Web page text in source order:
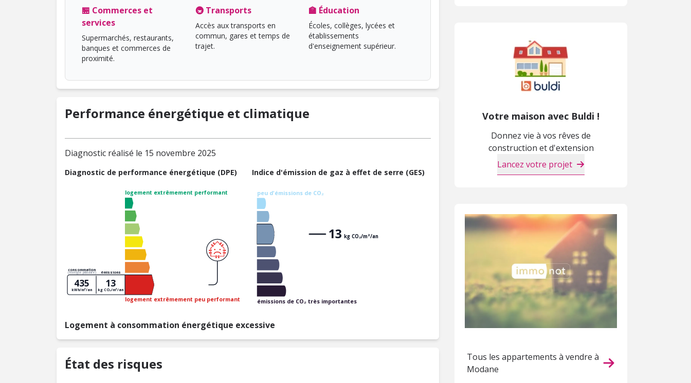
🏪 Commerces et
services
Supermarchés, restaurants,
banques et commerces de
proximité.
🚇 Transports
Accès aux transports en
commun, gares et temps de
trajet.
🏫 Éducation
Écoles, collèges, lycées et
établissements
d'enseignement supérieur.
Performance énergétique et climatique
Diagnostic réalisé le 15 novembre 2025
Diagnostic de performance énergétique (DPE)
logement extrêmement performant
logement extrêmement peu performant
consommation
(énergie primaire) émissions
435
kWh/m²/an
13
kg CO₂/m²/an
Indice d'émission de gaz à effet de serre (GES)
peu d'émissions de CO₂
émissions de CO₂ très importantes
13 kg CO₂/m²/an
Logement à consommation énergétique excessive
État des risques
Votre maison avec Buldi !
Donnez vie à vos rêves de
construction et d'extension
Lancez votre projet
Tous les appartements à vendre à
Modane